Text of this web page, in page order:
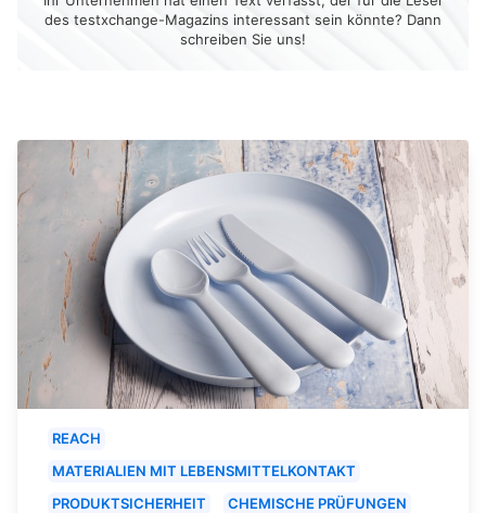
des testxchange-Magazins interessant sein könnte? Dann
schreiben Sie uns!
REACH
MATERIALIEN MIT LEBENSMITTELKONTAKT
PRODUKTSICHERHEIT
CHEMISCHE PRÜFUNGEN